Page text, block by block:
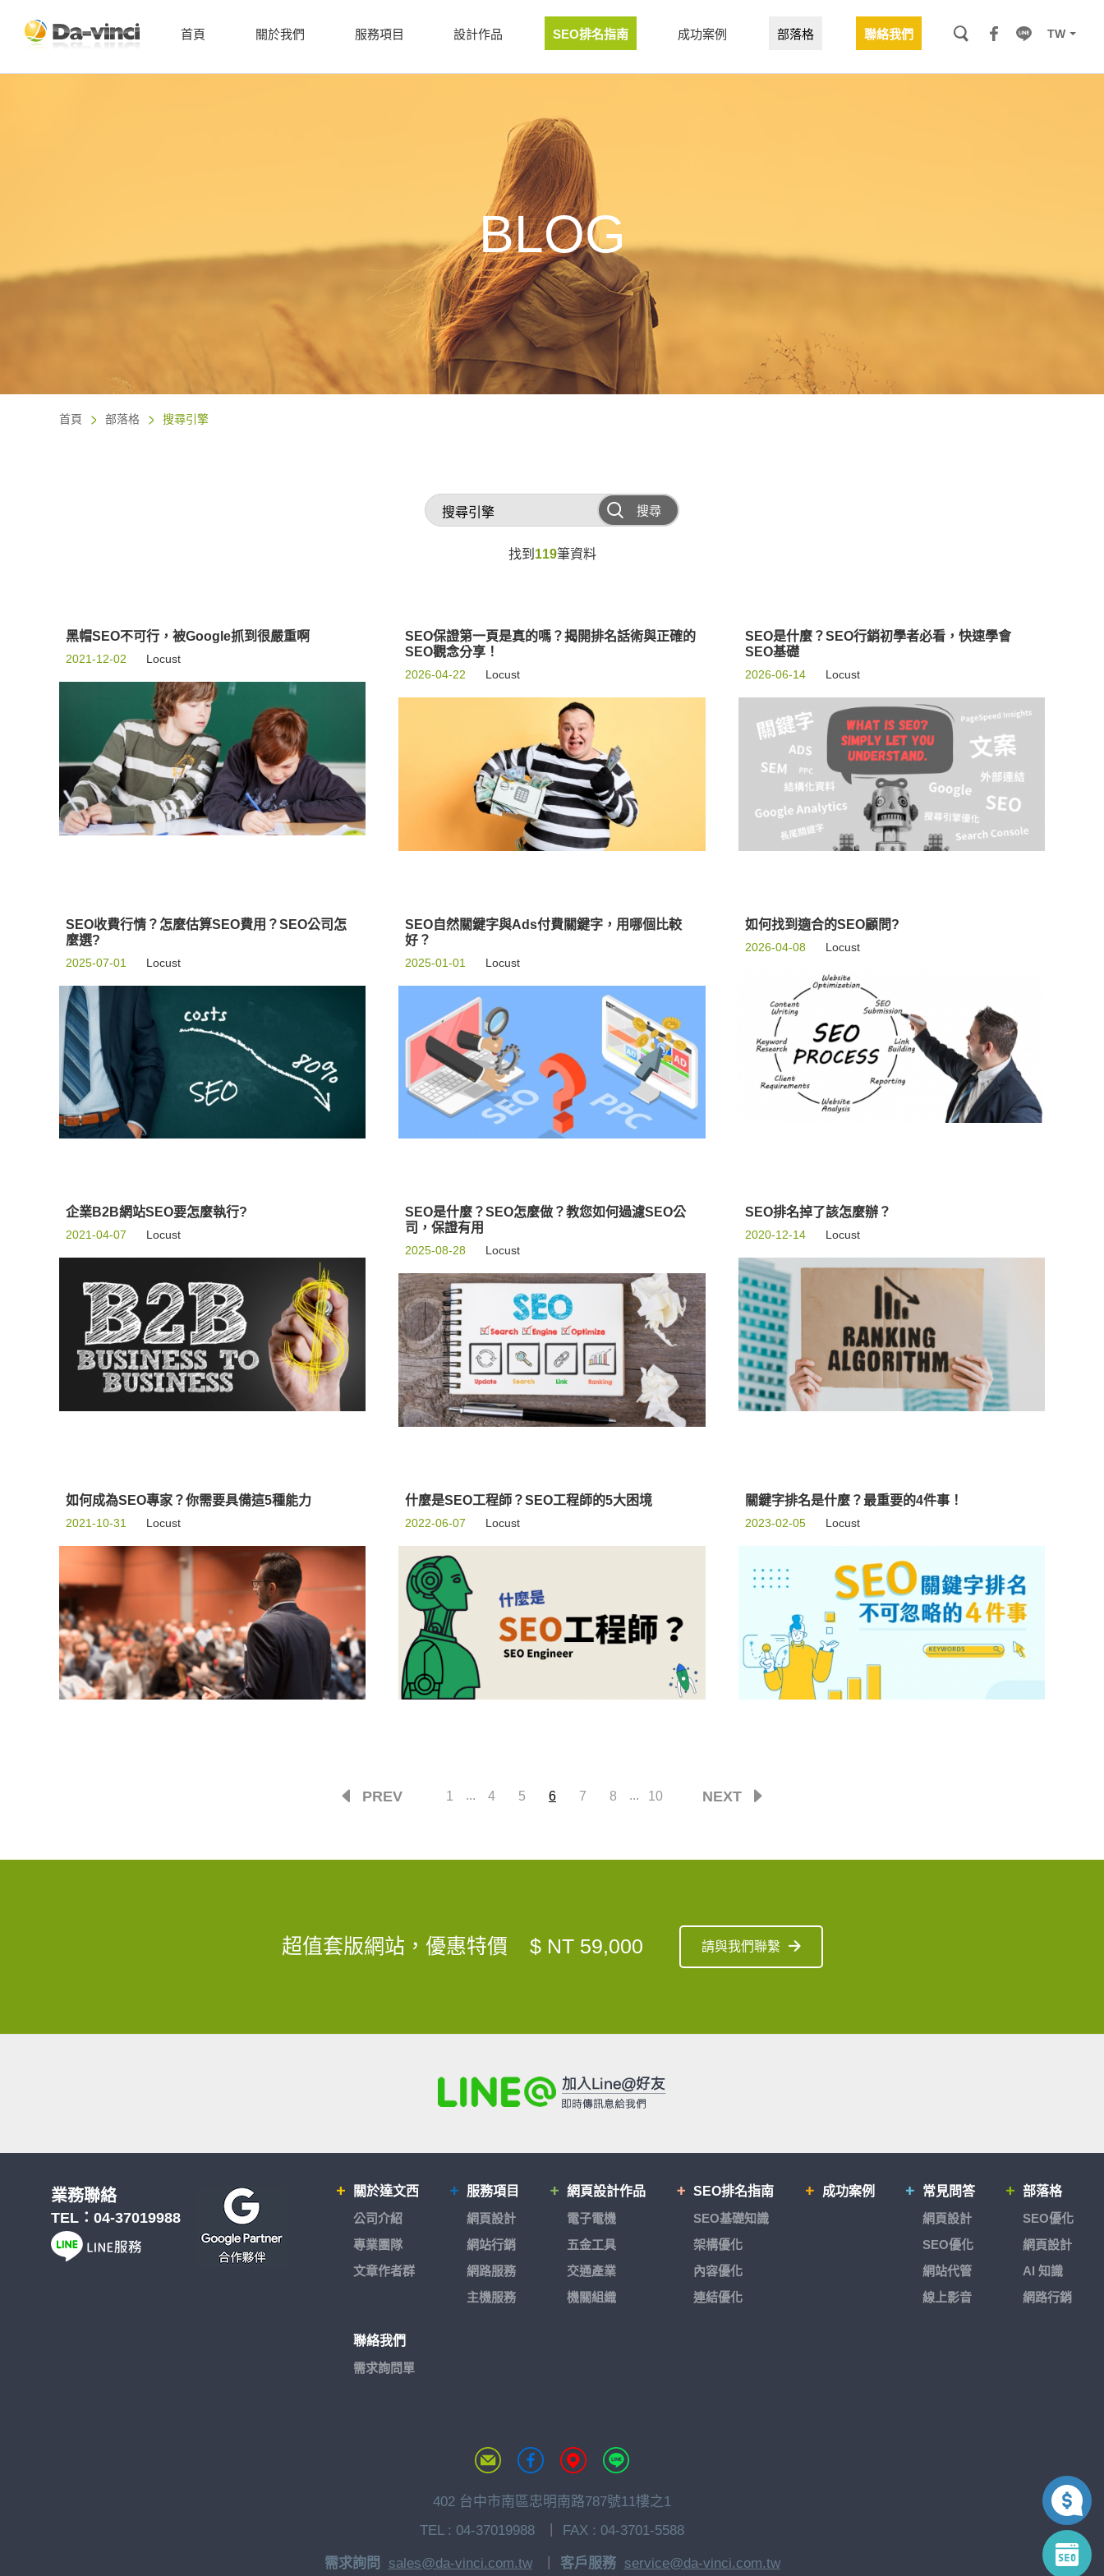
TW
首頁 關於我們 服務項目 設計作品 SEO排名指南 成功案例 部落格 聯絡我們
BLOG
首頁 部落格 搜尋引擎
搜尋
找到 119筆資料
黑帽SEO不可行，被Google抓到很嚴重啊
2021-12-02 Locust
SEO保證第一頁是真的嗎？揭開排名話術與正確的
SEO觀念分享！
2026-04-22 Locust
SEO是什麼？SEO行銷初學者必看，快速學會
SEO基礎
2026-06-14 Locust
SEO收費行情？怎麼估算SEO費用？SEO公司怎
麼選?
2025-07-01 Locust
SEO自然關鍵字與Ads付費關鍵字，用哪個比較
好？
2025-01-01 Locust
如何找到適合的SEO顧問?
2026-04-08 Locust
企業B2B網站SEO要怎麼執行?
2021-04-07 Locust
SEO是什麼？SEO怎麼做？教您如何過濾SEO公
司，保證有用
2025-08-28 Locust
SEO排名掉了該怎麼辦？
2020-12-14 Locust
如何成為SEO專家？你需要具備這5種能力
2021-10-31 Locust
什麼是SEO工程師？SEO工程師的5大困境
2022-06-07 Locust
關鍵字排名是什麼？最重要的4件事！
2023-02-05 Locust
1 ... 4 5 6 7 8 ... 10
PREV NEXT
超值套版網站，優惠特價 $ NT 59,000 請與我們聯繫
關於達文西
公司介紹
專業團隊
文章作者群
服務項目
網頁設計
網站行銷
網路服務
主機服務
網頁設計作品
電子電機
五金工具
交通產業
機關組織
SEO排名指南
SEO基礎知識
架構優化
內容優化
連結優化
成功案例
常見問答
網頁設計
SEO優化
網站代管
線上影音
部落格
SEO優化
網頁設計
AI 知識
網路行銷
聯絡我們
需求詢問單
業務聯絡
TEL： 04-37019988
402 台中市南區忠明南路787號11樓之1
TEL : 04-37019988 FAX : 04-3701-5588
需求詢問 sales@da-vinci.com.tw 客戶服務 service@da-vinci.com.tw